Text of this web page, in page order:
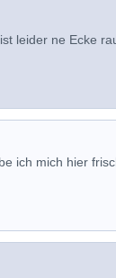
leider ne Ecke
ich mich hier